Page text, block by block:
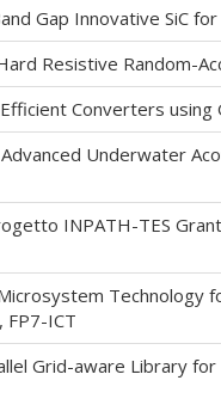
Gap Innovative SiC
Resistive Random-
Converters
Underwater
INPATH-TES
ICT
Grid-aware Library